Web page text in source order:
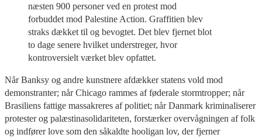
næsten 900 personer ved en protest mod
forbuddet mod Palestine Action. Graffitien blev
straks dækket til og bevogtet. Det blev fjernet blot
to dage senere hvilket understreger, hvor
kontroversielt værket blev opfattet.
Når Banksy og andre kunstnere afdækker statens vold mod
demonstranter; når Chicago rammes af føderale stormtropper; når
Brasiliens fattige massakreres af politiet; når Danmark kriminaliserer
protester og palæstinasolidariteten, forstærker overvågningen af folk
og indfører love som den såkaldte hooligan lov, der fjerner